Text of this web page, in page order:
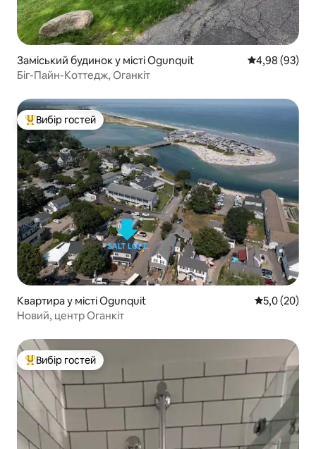
Заміський будинок у місті Ogunquit Середня
4,98 (93)
Біг-Пайн-Коттедж, Оганкіт
Топ вибір гостей
Вибір гостей
Квартира у місті Ogunquit Середня
5,0 (20)
Новий, центр Оганкіт
Топ вибір гостей
Вибір гостей